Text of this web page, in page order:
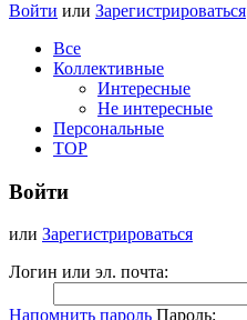
Войти или Зарегистрироваться
Все
Коллективные
Интересные
Не интересные
Персональные
TOP
Войти
или Зарегистрироваться
Логин или эл. почта:
Напомнить пароль Пароль: